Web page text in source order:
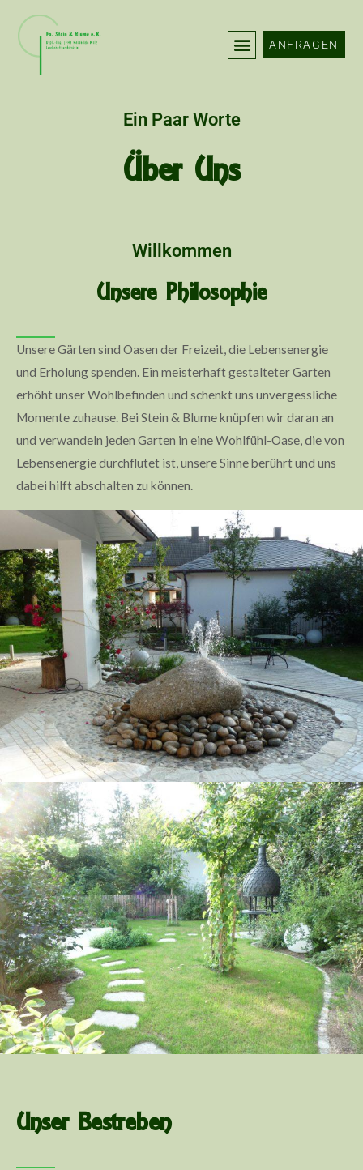
Zum
Inhalt
ANFRAGEN
Ein Paar Worte
Über Uns
Willkommen
Unsere Philosophie
Unsere Gärten sind Oasen der Freizeit, die Lebensenergie
und Erholung spenden. Ein meisterhaft gestalteter Garten
erhöht unser Wohlbefinden und schenkt uns unvergessliche
Momente zuhause. Bei Stein & Blume knüpfen wir daran an
und verwandeln jeden Garten in eine Wohlfühl-Oase, die von
Lebensenergie durchflutet ist, unsere Sinne berührt und uns
dabei hilft abschalten zu können.
Unser Bestreben